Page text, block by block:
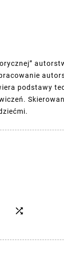
podstawy
